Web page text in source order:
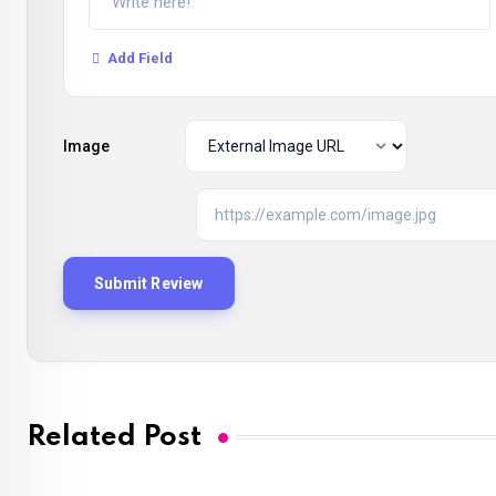
Add Field
Image
Related Post